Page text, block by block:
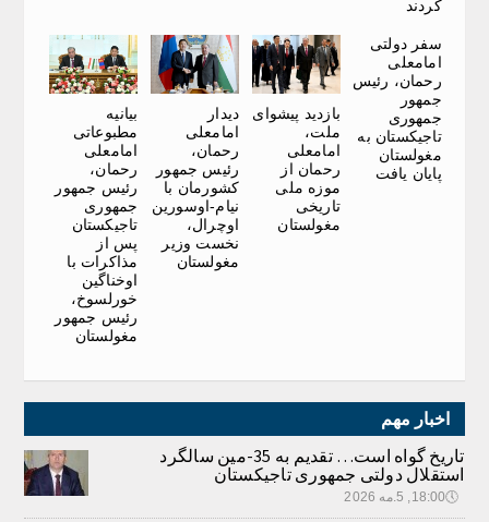
کردند
سفر دولتی
امامعلی
رحمان، رئیس
جمهور
جمهوری
تاجیکستان به
مغولستان
پایان یافت
بازدید پیشوای
ملت،
امامعلی
رحمان از
موزه ملی
تاریخی
مغولستان
دیدار
امامعلی
رحمان،
رئیس جمهور
کشورمان با
نیام-اوسورین
اوچرال،
نخست وزیر
مغولستان
بیانیه
مطبوعاتی
امامعلی
رحمان،
رئیس جمهور
جمهوری
تاجیکستان
پس از
مذاکرات با
اوخناگین
خورلسوخ،
رئیس جمهور
مغولستان
اخبار مهم
تاریخ گواه است… تقدیم به 35-مین سالگرد
استقلال دولتی جمهوری تاجیکستان
🕔18:00, 5.مه 2026